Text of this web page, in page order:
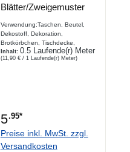
Blätter/Zweigemuster
Verwendung:Taschen, Beutel,
Dekostoff, Dekoration,
Brotkörbchen, Tischdecke,
Platzdecke, Hundekissen,
Vorhang, Stuhl,
Inhalt: 0.5 Laufende(r) Meter
(11,90 € / 1 Laufende(r) Meter)
5.95*
Preise inkl. MwSt. zzgl.
Versandkosten